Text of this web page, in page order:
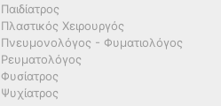
Παιδίατρος
Πλαστικός Χειρουργός
Πνευμονολόγος - Φυματιολόγος
Ρευματολόγος
Φυσίατρος
Ψυχίατρος